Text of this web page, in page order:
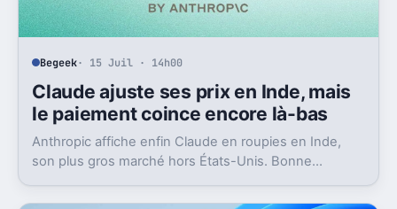
Begeek· 15 Juil · 14h00
Claude ajuste ses prix en Inde, mais
le paiement coince encore là-bas
Anthropic affiche enfin Claude en roupies en Inde,
son plus gros marché hors États-Unis. Bonne
abonnements.